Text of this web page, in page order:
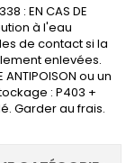
: EN CAS DE
à l'eau
de contact si la
enlevées.
ou un
: P403 +
Garder au frais.